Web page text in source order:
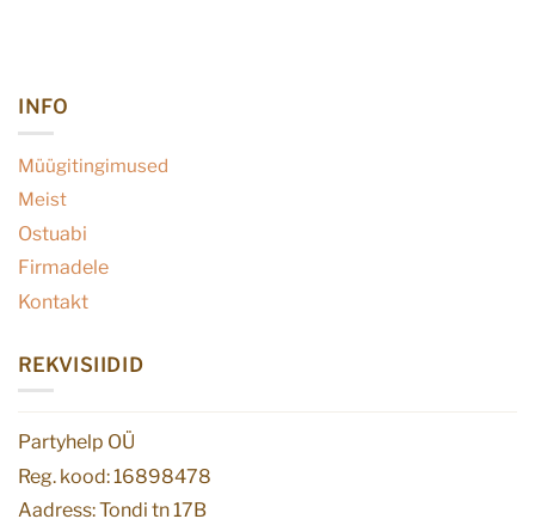
INFO
Müügitingimused
Meist
Ostuabi
Firmadele
Kontakt
REKVISIIDID
Partyhelp OÜ
Reg. kood: 16898478
Aadress: Tondi tn 17B